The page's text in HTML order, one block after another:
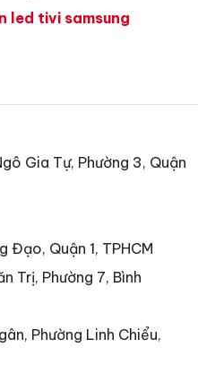
led tivi samsung
Gia Tự, Phường 3, Quận
Đạo, Quận 1, TPHCM
Trị, Phường 7, Bình
Phường Linh Chiểu,